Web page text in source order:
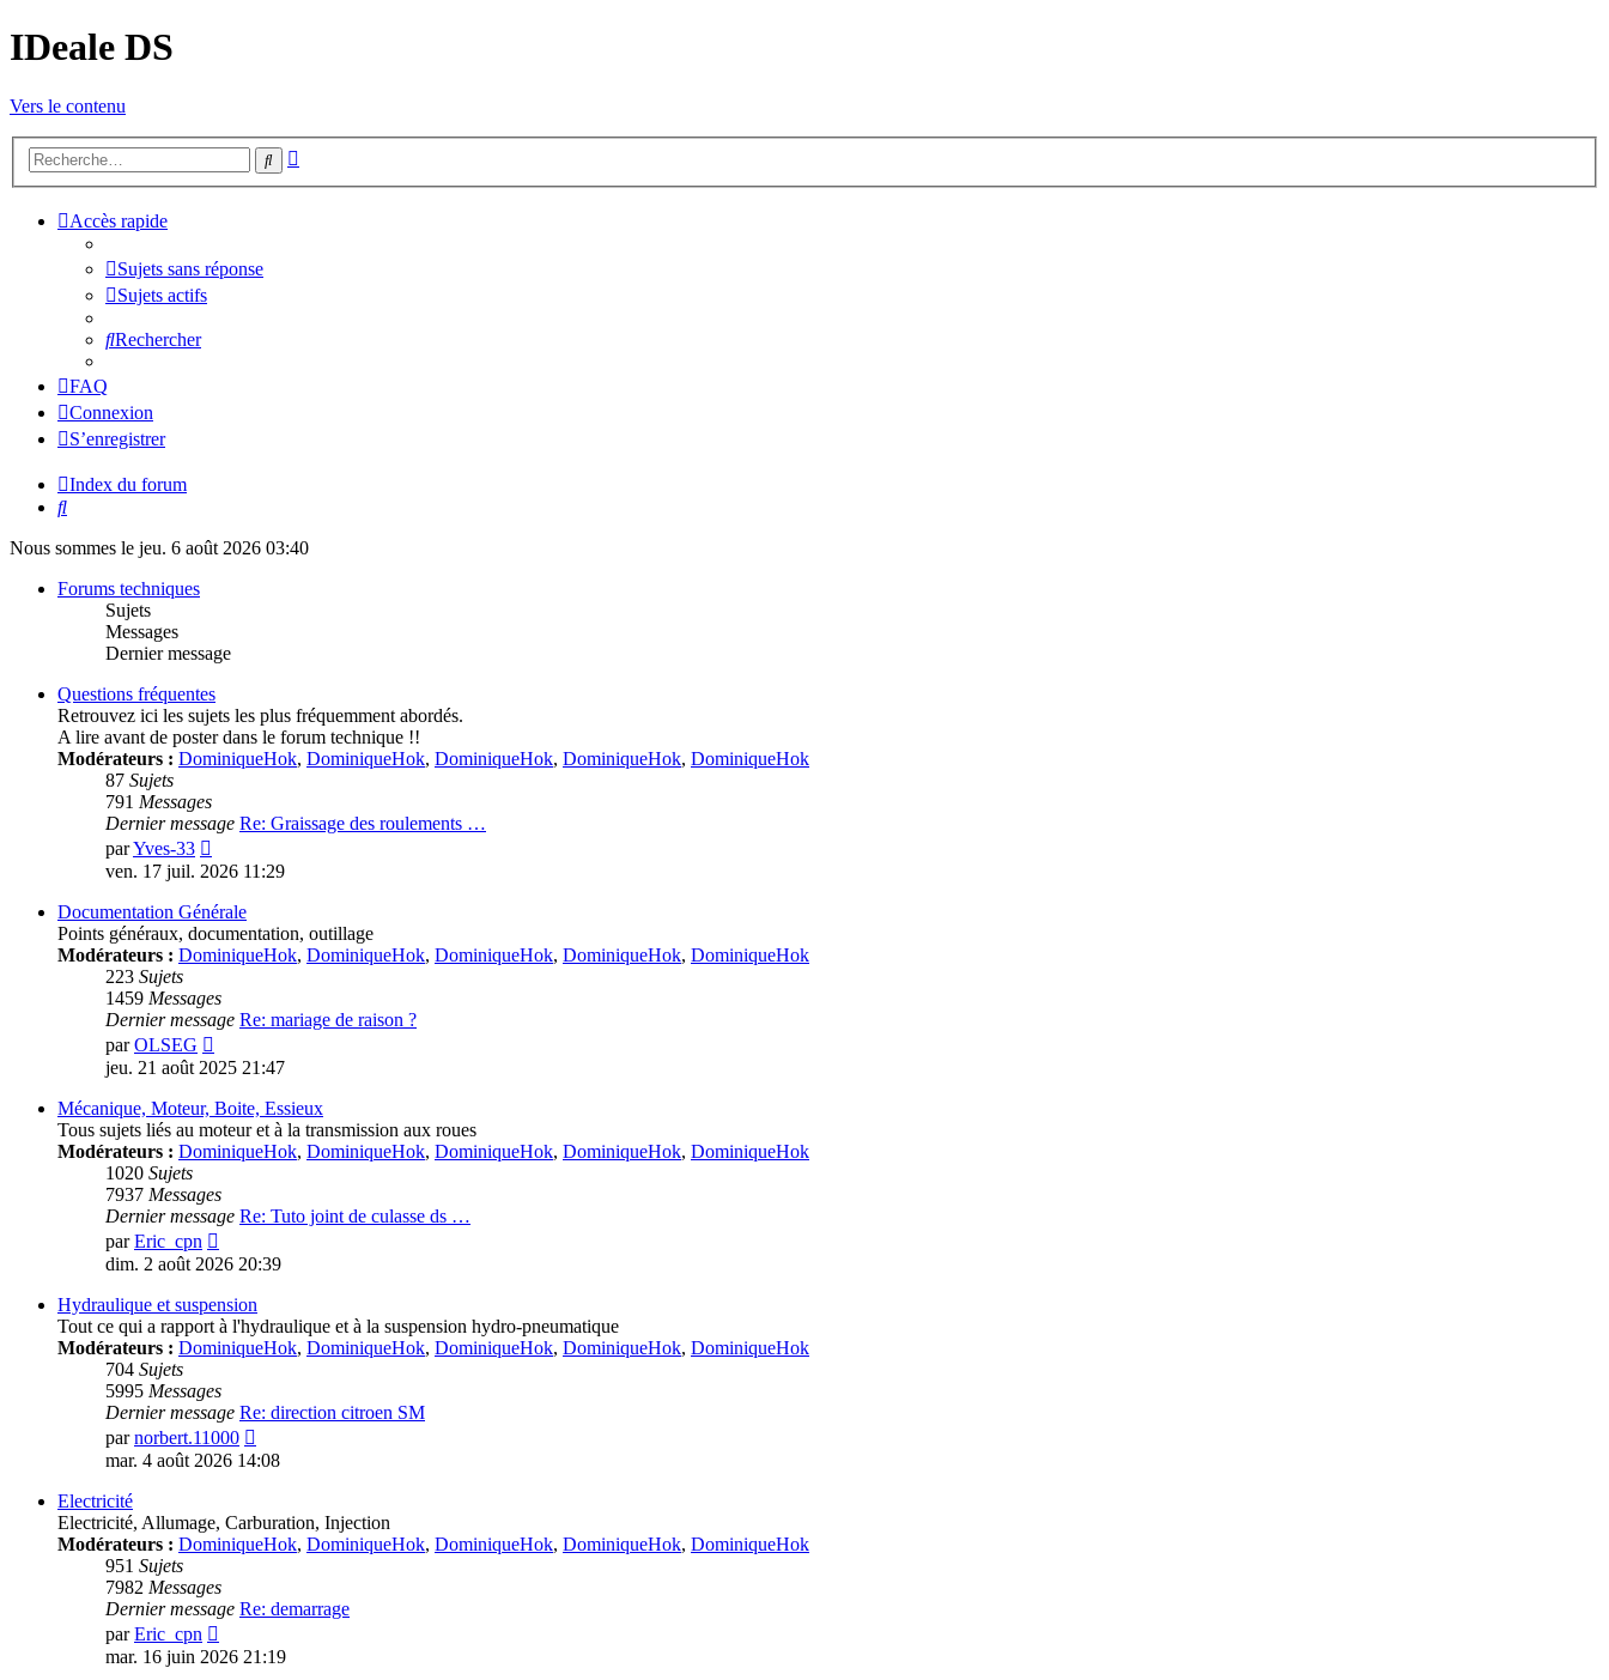
IDeale DS
Vers le contenu
Rechercher
Accès rapide
Sujets sans réponse
Sujets actifs
Rechercher
FAQ
Connexion
S’enregistrer
Index du forum
Rechercher
Nous sommes le jeu. 6 août 2026 03:40
Forums techniques
Sujets
Messages
Dernier message
Questions fréquentes
Retrouvez ici les sujets les plus fréquemment abordés.
A lire avant de poster dans le forum technique !!
Modérateurs : DominiqueHok, DominiqueHok, DominiqueHok, DominiqueHok, DominiqueHok
87 Sujets
791 Messages
Dernier message Re: Graissage des roulements …
parYves-33
le
message
ven. 17 juil. 2026 11:29
Documentation Générale
Points généraux, documentation, outillage
Modérateurs : DominiqueHok, DominiqueHok, DominiqueHok, DominiqueHok, DominiqueHok
223 Sujets
1459 Messages
Dernier message Re: mariage de raison ?
parOLSEG
le
message
jeu. 21 août 2025 21:47
Mécanique, Moteur, Boite, Essieux
Tous sujets liés au moteur et à la transmission aux roues
Modérateurs : DominiqueHok, DominiqueHok, DominiqueHok, DominiqueHok, DominiqueHok
1020 Sujets
7937 Messages
Dernier message Re: Tuto joint de culasse ds …
parEric_cpn
le
message
dim. 2 août 2026 20:39
Hydraulique et suspension
Tout ce qui a rapport à l'hydraulique et à la suspension hydro-pneumatique
Modérateurs : DominiqueHok, DominiqueHok, DominiqueHok, DominiqueHok, DominiqueHok
704 Sujets
5995 Messages
Dernier message Re: direction citroen SM
parnorbert.11000
le
mar. 4 août 2026 14:08
Electricité
Electricité, Allumage, Carburation, Injection
Modérateurs : DominiqueHok, DominiqueHok, DominiqueHok, DominiqueHok, DominiqueHok
951 Sujets
7982 Messages
Dernier message Re: demarrage
parEric_cpn
le
mar. 16 juin 2026 21:19